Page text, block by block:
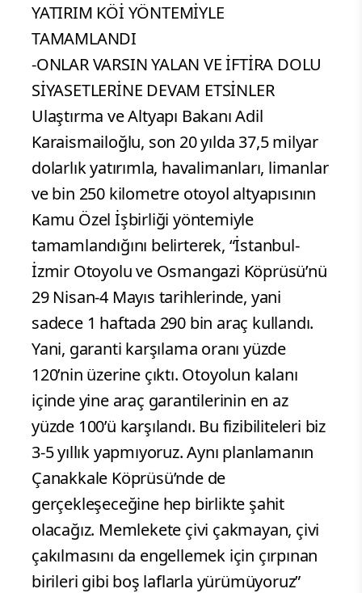
YATIRIM KÖİ YÖNTEMİYLE
TAMAMLANDI
-ONLAR VARSIN YALAN VE İFTİRA DOLU
SİYASETLERİNE DEVAM ETSİNLER
Ulaştırma ve Altyapı Bakanı Adil
Karaismailoğlu, son 20 yılda 37,5 milyar
dolarlık yatırımla, havalimanları, limanlar
ve bin 250 kilometre otoyol altyapısının
Kamu Özel İşbirliği yöntemiyle
tamamlandığını belirterek, “İstanbul-
İzmir Otoyolu ve Osmangazi Köprüsü’nü
29 Nisan-4 Mayıs tarihlerinde, yani
sadece 1 haftada 290 bin araç kullandı.
Yani, garanti karşılama oranı yüzde
120’nin üzerine çıktı. Otoyolun kalanı
içinde yine araç garantilerinin en az
yüzde 100’ü karşılandı. Bu fizibiliteleri biz
3-5 yıllık yapmıyoruz. Aynı planlamanın
Çanakkale Köprüsü’nde de
gerçekleşeceğine hep birlikte şahit
olacağız. Memlekete çivi çakmayan, çivi
çakılmasını da engellemek için çırpınan
birileri gibi boş laflarla yürümüyoruz”